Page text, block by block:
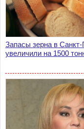
Запасы зерна в Санкт-
увеличили на 1500